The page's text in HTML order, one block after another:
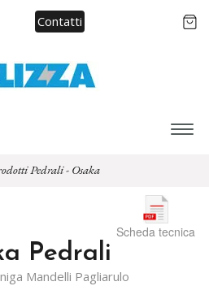
Contatti
Pedrali- Osaka
Scheda tecnica
Pedrali
Mandelli Pagliarulo